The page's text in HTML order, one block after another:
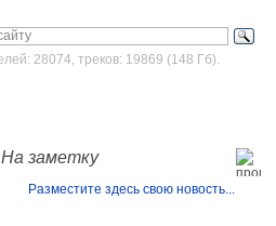
28074, треков: 19869 (148 Гб).
На заметку
Разместите здесь свою новость...